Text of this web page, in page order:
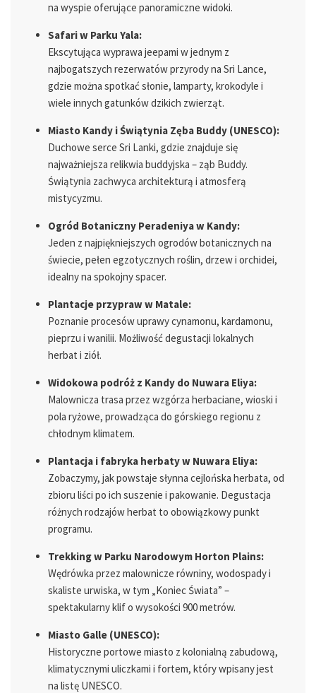
na wyspie oferujące panoramiczne widoki.
Safari w Parku Yala:
Ekscytująca wyprawa jeepami w jednym z
najbogatszych rezerwatów przyrody na Sri Lance,
gdzie można spotkać słonie, lamparty, krokodyle i
wiele innych gatunków dzikich zwierząt.
Miasto Kandy i Świątynia Zęba Buddy (UNESCO):
Duchowe serce Sri Lanki, gdzie znajduje się
najważniejsza relikwia buddyjska – ząb Buddy.
Świątynia zachwyca architekturą i atmosferą
mistycyzmu.
Ogród Botaniczny Peradeniya w Kandy:
Jeden z najpiękniejszych ogrodów botanicznych na
świecie, pełen egzotycznych roślin, drzew i orchidei,
idealny na spokojny spacer.
Plantacje przypraw w Matale:
Poznanie procesów uprawy cynamonu, kardamonu,
pieprzu i wanilii. Możliwość degustacji lokalnych
herbat i ziół.
Widokowa podróż z Kandy do Nuwara Eliya:
Malownicza trasa przez wzgórza herbaciane, wioski i
pola ryżowe, prowadząca do górskiego regionu z
chłodnym klimatem.
Plantacja i fabryka herbaty w Nuwara Eliya:
Zobaczymy, jak powstaje słynna cejlońska herbata, od
zbioru liści po ich suszenie i pakowanie. Degustacja
różnych rodzajów herbat to obowiązkowy punkt
programu.
Trekking w Parku Narodowym Horton Plains:
Wędrówka przez malownicze równiny, wodospady i
skaliste urwiska, w tym „Koniec Świata” –
spektakularny klif o wysokości 900 metrów.
Miasto Galle (UNESCO):
Historyczne portowe miasto z kolonialną zabudową,
klimatycznymi uliczkami i fortem, który wpisany jest
na listę UNESCO.